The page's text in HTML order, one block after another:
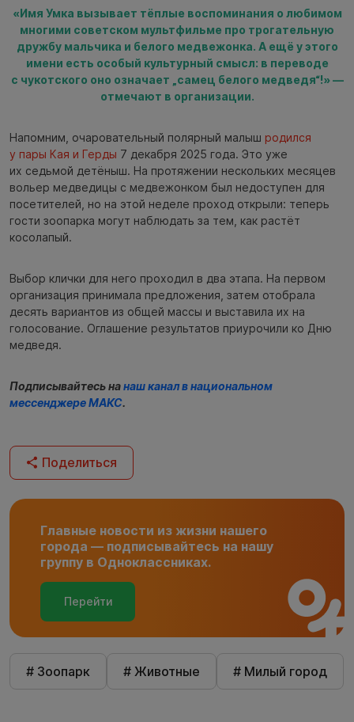
«Имя Умка вызывает тёплые воспоминания о любимом
многими советском мультфильме про трогательную
дружбу мальчика и белого медвежонка. А ещё у этого
имени есть особый культурный смысл: в переводе
с чукотского оно означает „самец белого медведя“!» —
отмечают в организации.
Напомним, очаровательный полярный малыш родился
у пары Кая и Герды 7 декабря 2025 года. Это уже
их седьмой детёныш. На протяжении нескольких месяцев
вольер медведицы с медвежонком был недоступен для
посетителей, но на этой неделе проход открыли: теперь
гости зоопарка могут наблюдать за тем, как растёт
косолапый.
Выбор клички для него проходил в два этапа. На первом
организация принимала предложения, затем отобрала
десять вариантов из общей массы и выставила их на
голосование. Оглашение результатов приурочили ко Дню
медведя.
Подписывайтесь нанаш канал в национальном
мессенджере МАКС.
Поделиться
Главные новости из жизни нашего
города — подписывайтесь на нашу
группу в Одноклассниках.
Перейти
# Зоопарк # Животные # Милый город